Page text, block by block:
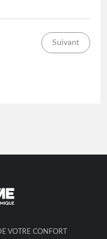
Suivant
VOTRE CONFORT